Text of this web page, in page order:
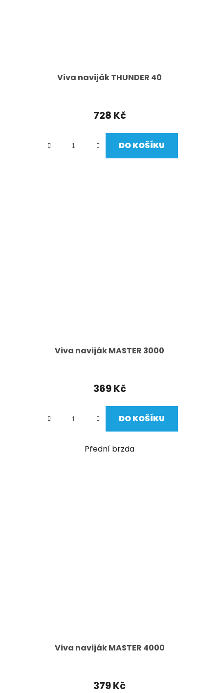
Viva naviják THUNDER 40
728 Kč
DO KOŠÍKU
Viva naviják MASTER 3000
369 Kč
DO KOŠÍKU
Přední brzda
Viva naviják MASTER 4000
379 Kč